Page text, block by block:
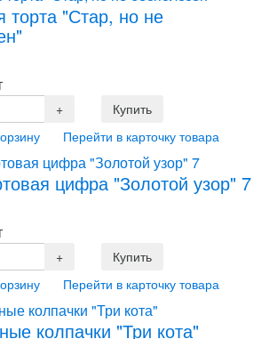
торта "Стар, но не
Перейти в карточку товара
цифра "Золотой узор" 7
Перейти в карточку товара
колпачки "Три кота"